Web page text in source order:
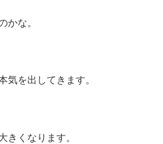
かな。
気を出してきます。
きくなります。